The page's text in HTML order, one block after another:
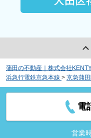
蒲田の不動産｜株式会社
浜急行電鉄京急本線 > 京急蒲
電
営業